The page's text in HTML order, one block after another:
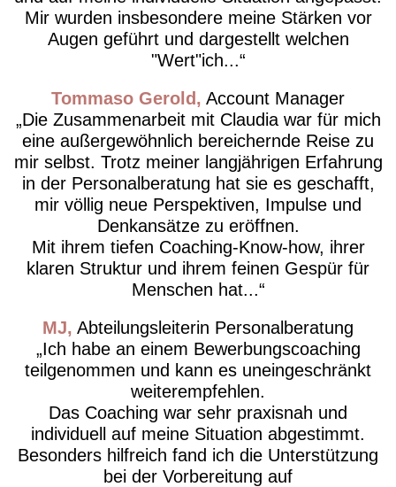
Mir wurden insbesondere meine Stärken vor
Augen geführt und dargestellt welchen
"Wert"ich...
Tommaso Gerold
Account Manager
Die Zusammenarbeit mit Claudia war für mich
eine außergewöhnlich bereichernde Reise zu
mir selbst. Trotz meiner langjährigen Erfahrung
in der Personalberatung hat sie es geschafft,
mir völlig neue Perspektiven, Impulse und
Denkansätze zu eröffnen.
Mit ihrem tiefen Coaching-Know-how, ihrer
klaren Struktur und ihrem feinen Gespür für
Menschen hat...
MJ Abteilungsleiterin Personalberatung
Ich habe an einem Bewerbungscoaching
teilgenommen und kann es uneingeschränkt
weiterempfehlen.
Das Coaching war sehr praxisnah und
individuell auf meine Situation abgestimmt.
Besonders hilfreich fand ich die Unterstützung
bei der Vorbereitung auf